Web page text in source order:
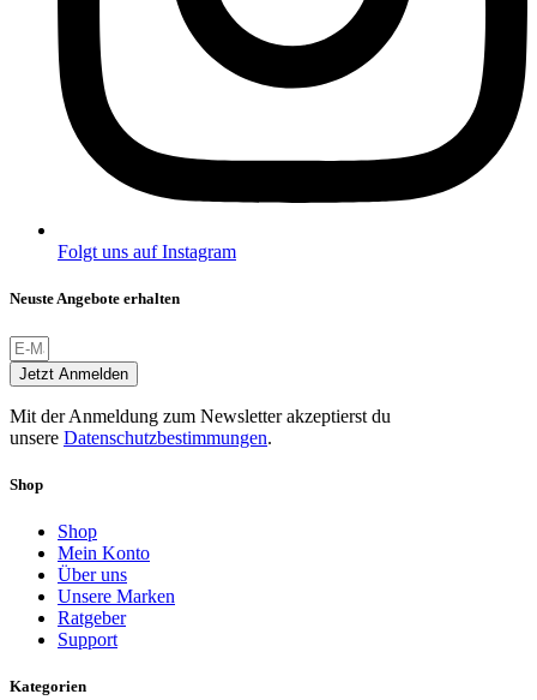
Folgt uns auf Instagram
Neuste Angebote erhalten
Jetzt Anmelden
Mit der Anmeldung zum Newsletter akzeptierst du
unsere Datenschutzbestimmungen.
Shop
Shop
Mein Konto
Über uns
Unsere Marken
Ratgeber
Support
Kategorien